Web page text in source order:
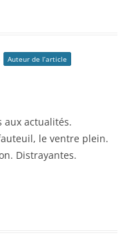
Auteur de l’article
aux actualités.
le ventre plein.
Distrayantes.